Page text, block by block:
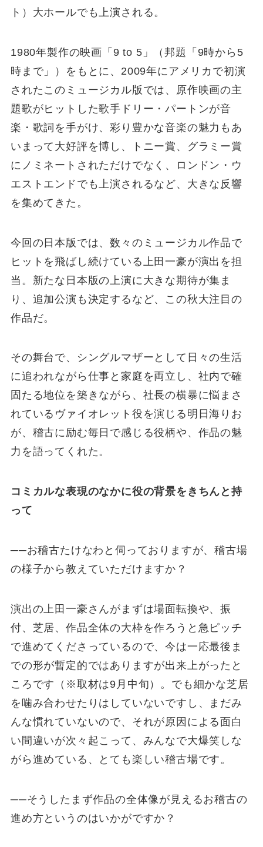
ト）大ホールでも上演される。
1980年製作の映画「9 to 5」（邦題「9時から5
時まで」）をもとに、2009年にアメリカで初演
されたこのミュージカル版では、原作映画の主
題歌がヒットした歌手ドリー・パートンが音
楽・歌詞を手がけ、彩り豊かな音楽の魅力もあ
いまって大好評を博し、トニー賞、グラミー賞
にノミネートされただけでなく、ロンドン・ウ
エストエンドでも上演されるなど、大きな反響
を集めてきた。
今回の日本版では、数々のミュージカル作品で
ヒットを飛ばし続けている上田一豪が演出を担
当。新たな日本版の上演に大きな期待が集ま
り、追加公演も決定するなど、この秋大注目の
作品だ。
その舞台で、シングルマザーとして日々の生活
に追われながら仕事と家庭を両立し、社内で確
固たる地位を築きながら、社長の横暴に悩まさ
れているヴァイオレット役を演じる明日海りお
が、稽古に励む毎日で感じる役柄や、作品の魅
力を語ってくれた。
コミカルな表現のなかに役の背景をきちんと持
って
──お稽古たけなわと伺っておりますが、稽古場
の様子から教えていただけますか？
演出の上田一豪さんがまずは場面転換や、振
付、芝居、作品全体の大枠を作ろうと急ピッチ
で進めてくださっているので、今は一応最後ま
での形が暫定的ではありますが出来上がったと
ころです（※取材は9月中旬）。でも細かな芝居
を噛み合わせたりはしていないですし、まだみ
んな慣れていないので、それが原因による面白
い間違いが次々起こって、みんなで大爆笑しな
がら進めている、とても楽しい稽古場です。
──そうしたまず作品の全体像が見えるお稽古の
進め方というのはいかがですか？